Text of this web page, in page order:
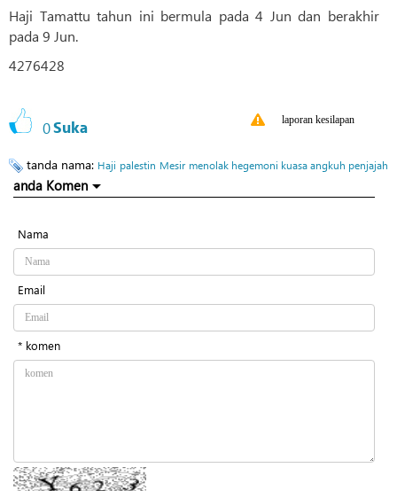
Haji Tamattu tahun ini bermula pada 4 Jun dan berakhir
pada 9 Jun.
4276428
0Suka laporan kesilapan
tanda nama: Haji palestin Mesir menolak hegemoni kuasa angkuh penjajah
anda Komen
Nama
Email
* komen